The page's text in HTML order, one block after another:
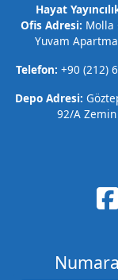
Hayat
Ofis Adresi: Molla
Yuvam
Telefon: +90 (212)
Depo Adresi:
92/A